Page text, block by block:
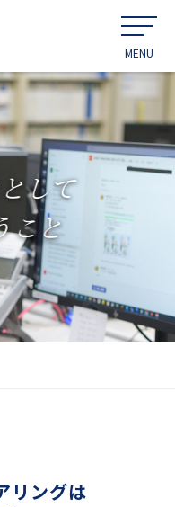
して
こと
リングは